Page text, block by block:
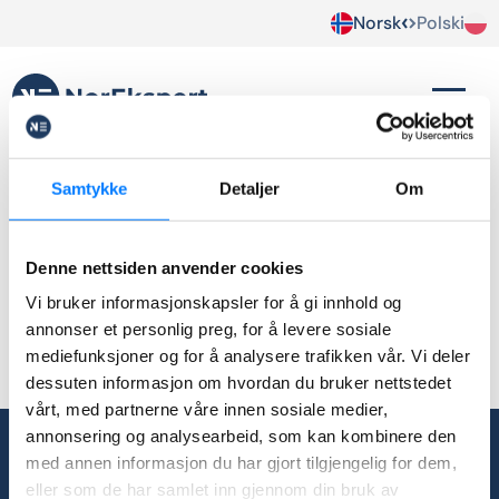
Samtykke Detaljer Om
Denne nettsiden anvender cookies
Vi bruker informasjonskapsler for å gi innhold og
annonser et personlig preg, for å levere sosiale
mediefunksjoner og for å analysere trafikken vår. Vi deler
dessuten informasjon om hvordan du bruker nettstedet
vårt, med partnerne våre innen sosiale medier,
annonsering og analysearbeid, som kan kombinere den
med annen informasjon du har gjort tilgjengelig for dem,
eller som de har samlet inn gjennom din bruk av
Norsk Polski
salg
Brak wpisów.
post@norekspert.no